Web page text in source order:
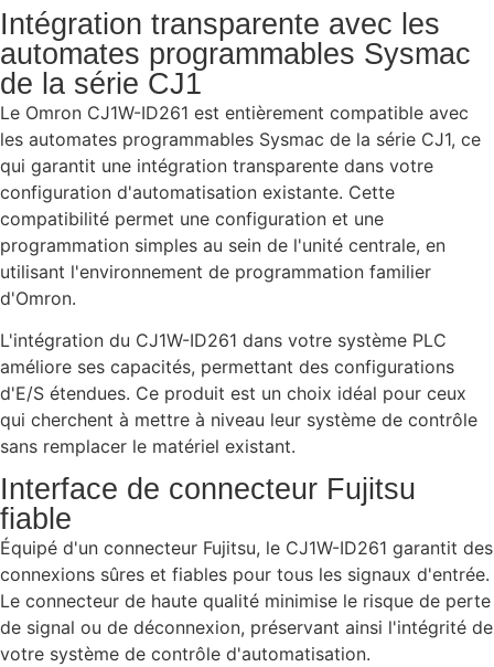
Intégration transparente avec les
automates programmables Sysmac
de la série CJ1
Le Omron CJ1W-ID261 est entièrement compatible avec
les automates programmables Sysmac de la série CJ1, ce
qui garantit une intégration transparente dans votre
configuration d'automatisation existante. Cette
compatibilité permet une configuration et une
programmation simples au sein de l'unité centrale, en
utilisant l'environnement de programmation familier
d'Omron.
L'intégration du CJ1W-ID261 dans votre système PLC
améliore ses capacités, permettant des configurations
d'E/S étendues. Ce produit est un choix idéal pour ceux
qui cherchent à mettre à niveau leur système de contrôle
sans remplacer le matériel existant.
Interface de connecteur Fujitsu
fiable
Équipé d'un connecteur Fujitsu, le CJ1W-ID261 garantit des
connexions sûres et fiables pour tous les signaux d'entrée.
Le connecteur de haute qualité minimise le risque de perte
de signal ou de déconnexion, préservant ainsi l'intégrité de
votre système de contrôle d'automatisation.